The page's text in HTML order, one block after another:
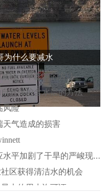
的未来敲响了警钟
看到了机会
为什么要减水
轻干旱影响的方法
然保护含水层的方法
风险
天气造成的损害
由于加州限制农民用水 低供应水平加剧了干旱的严峻现实
区获得清洁水的机会
大的用水许可证